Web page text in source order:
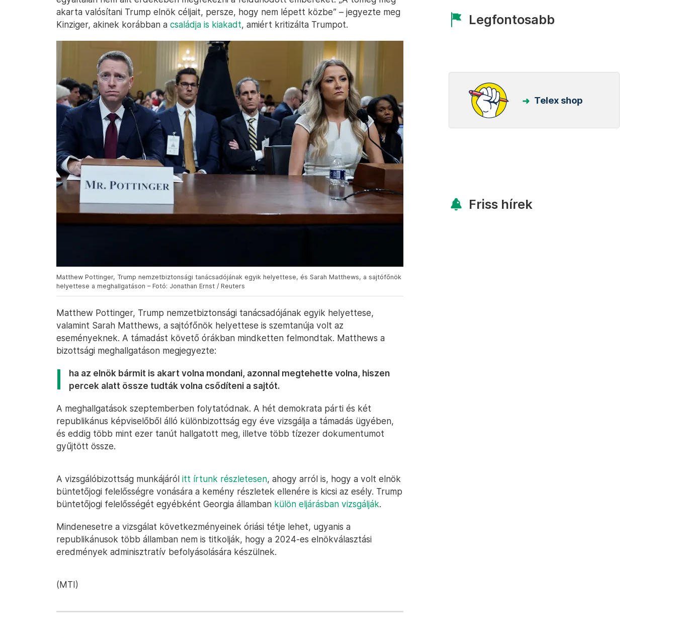
akarta valósítani Trump elnök céljait, persze, hogy nem lépett közbe” – jegyezte meg
Kinziger, akinek korábban a családja is kiakadt, amiért kritizálta Trumpot.
Matthew Pottinger, Trump nemzetbiztonsági tanácsadójának egyik helyettese, és Sarah Matthews, a sajtófőnök
helyettese a meghallgatáson – Fotó: Jonathan Ernst / Reuters
Matthew Pottinger, Trump nemzetbiztonsági tanácsadójának egyik helyettese,
valamint Sarah Matthews, a sajtófőnök helyettese is szemtanúja volt az
eseményeknek. A támadást követő órákban mindketten felmondtak. Matthews a
bizottsági meghallgatáson megjegyezte:
ha az elnök bármit is akart volna mondani, azonnal megtehette volna, hiszen
percek alatt össze tudták volna csődíteni a sajtót.
A meghallgatások szeptemberben folytatódnak. A hét demokrata párti és két
republikánus képviselőből álló különbizottság egy éve vizsgálja a támadás ügyében,
és eddig több mint ezer tanút hallgatott meg, illetve több tízezer dokumentumot
gyűjtött össze.
A vizsgálóbizottság munkájáról itt írtunk részletesen, ahogy arról is, hogy a volt elnök
büntetőjogi felelősségre vonására a kemény részletek ellenére is kicsi az esély. Trump
büntetőjogi felelősségét egyébként Georgia államban külön eljárásban vizsgálják.
Mindenesetre a vizsgálat következményeinek óriási tétje lehet, ugyanis a
republikánusok több államban nem is titkolják, hogy a 2024-es elnökválasztási
eredmények adminisztratív befolyásolására készülnek.
(MTI)
Legfontosabb
Telex shop
Friss hírek